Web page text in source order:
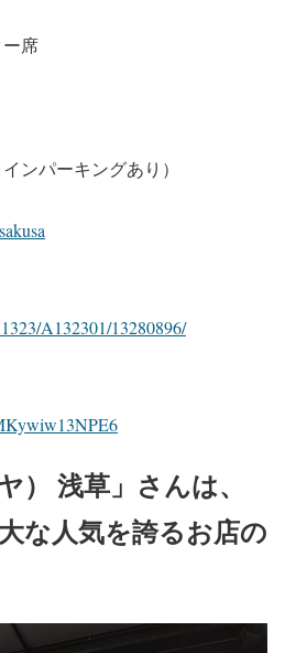
ー席
ンパーキングあり）
A132301/13280896/
） 浅草」さんは、
な人気を誇るお店の